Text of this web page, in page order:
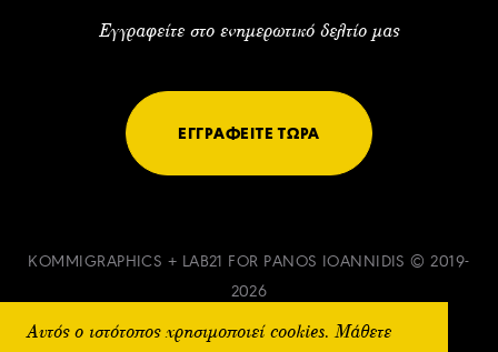
Αυτός ο ιστότοπος χρησιμοποιεί cookies. Μάθετε
Εγγραφείτε στο ενημερωτικό δελτίο μας
ΕΓΓΡΑΦΕΙΤΕ ΤΩΡΑ
KOMMIGRAPHICS + LAB21 FOR PANOS IOANNIDIS © 2019-
2026
ΟΡΟΙ & ΠΡΟΫΠΟΘΕΣΕΙΣ ΠΟΛΙΤΙΚΗ ΑΠΟΡΡΗΤΟΥ